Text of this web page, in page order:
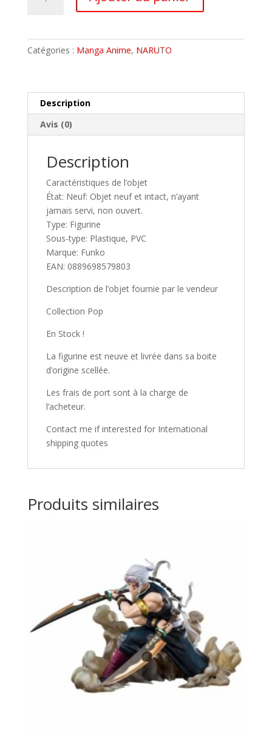
TITAN
JAEGER
N°
1165
FUNKO
DISPO
v
Catégories : Manga Anime, NARUTO
Description
Avis (0)
Description
Caractéristiques de l’objet
État: Neuf: Objet neuf et intact, n’ayant
jamais servi, non ouvert.
Type: Figurine
Sous-type: Plastique, PVC
Marque: Funko
EAN: 0889698579803
Description de l’objet fournie par le vendeur
Collection Pop
En Stock !
La figurine est neuve et livrée dans sa boite
d’origine scellée.
Les frais de port sont à la charge de
l’acheteur.
Contact me if interested for International
shipping quotes
Produits similaires